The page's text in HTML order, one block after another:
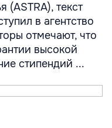
(ASTRA), текст
в агентство
отмечают, что
высокой
стипендий ...